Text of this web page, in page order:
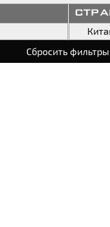
Сбросить фильтры